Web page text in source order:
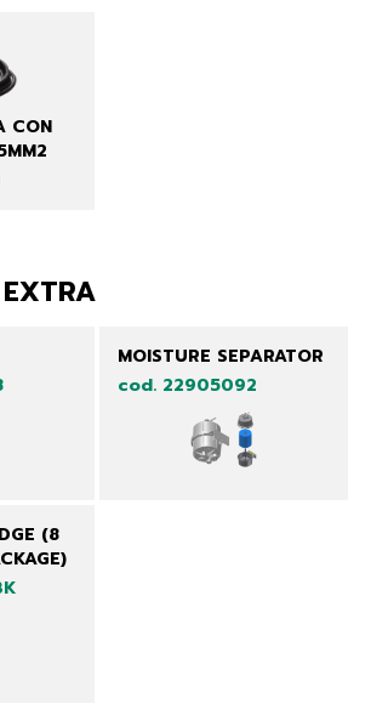
CON
MOISTURE SEPARATOR
cod. 22905092
(8